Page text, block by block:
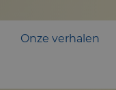
Onze verhalen